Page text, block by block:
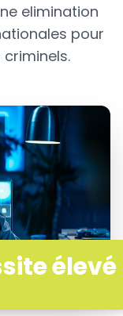
elimination
pour
élevé